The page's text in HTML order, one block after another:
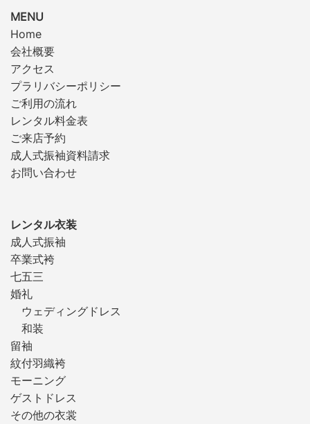
MENU
Home
会社概要
アクセス
プラリバシーポリシー
ご利用の流れ
レンタル料金表
ご来店予約
成人式振袖資料請求
お問い合わせ
レンタル衣装
成人式振袖
卒業式袴
七五三
婚礼
ウェディングドレス
和装
留袖
紋付羽織袴
モーニング
ゲストドレス
その他の衣裳